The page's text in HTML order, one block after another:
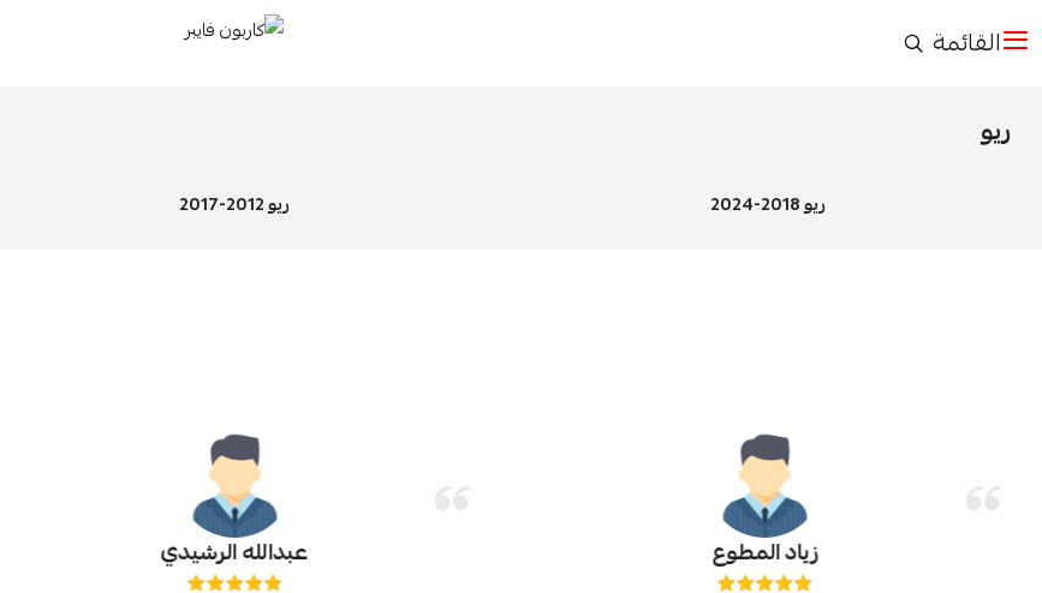
القائمة
ريو
ريو 2018-2024 ريو 2012-2017
زياد المطوع عبدالله الرشيدي